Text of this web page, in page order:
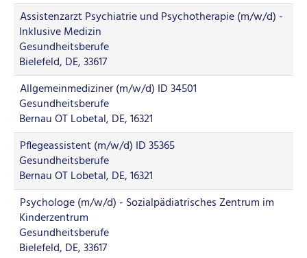
Assistenzarzt Psychiatrie und Psychotherapie (m/w/d) -
Inklusive Medizin
Gesundheitsberufe
Bielefeld, DE, 33617
Allgemeinmediziner (m/w/d) ID 34501
Gesundheitsberufe
Bernau OT Lobetal, DE, 16321
Pflegeassistent (m/w/d) ID 35365
Gesundheitsberufe
Bernau OT Lobetal, DE, 16321
Psychologe (m/w/d) - Sozialpädiatrisches Zentrum im
Kinderzentrum
Gesundheitsberufe
Bielefeld, DE, 33617